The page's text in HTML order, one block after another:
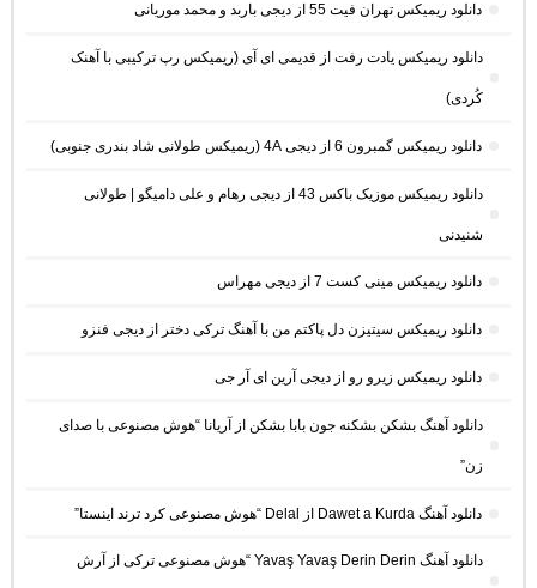
دانلود ریمیکس تهران فیت 55 از دیجی باربد و محمد موریانی
دانلود ریمیکس یادت رفت از قدیمی ای آی (ریمیکس رپ ترکیبی با آهنک
کُردی)
دانلود ریمیکس گمبرون 6 از دیجی 4A (ریمیکس طولانی شاد بندری جنوبی)
دانلود ریمیکس موزیک باکس 43 از دیجی رهام و علی دامیگو | طولانی
شنیدنی
دانلود ریمیکس مینی کست 7 از دیجی مهراس
دانلود ریمیکس سیتیزن دل پاکتم من با آهنگ ترکی دختر از دیجی فنزو
دانلود ریمیکس زیرو رو از دیجی آرین ای آر جی
دانلود آهنگ بشکن بشکنه جون بابا بشکن از آریانا “هوش مصنوعی با صدای
زن”
دانلود آهنگ Dawet a Kurda از Delal “هوش مصنوعی کرد ترند اینستا”
دانلود آهنگ Yavaş Yavaş Derin Derin “هوش مصنوعی ترکی از آرش